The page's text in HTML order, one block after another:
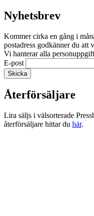
Nyhetsbrev
Kommer cirka en gång i
postadress godkänner du att
Vi hanterar alla
E-post
Återförsäljare
Lira säljs i välsorterade
återförsäljare hittar du här.